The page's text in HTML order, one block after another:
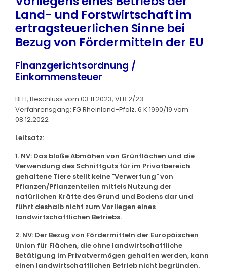
Land- und Forstwirtschaft im
ertragsteuerlichen Sinne bei
Bezug von Fördermitteln der EU
Finanzgerichtsordnung /
Einkommensteuer
BFH, Beschluss vom 03.11.2023, VI B 2/23
Verfahrensgang: FG Rheinland-Pfalz, 6 K 1990/19 vom
08.12.2022
Leitsatz:
1. NV: Das bloße Abmähen von Grünflächen und die
Verwendung des Schnittguts für im Privatbereich
gehaltene Tiere stellt keine "Verwertung" von
Pflanzen/Pflanzenteilen mittels Nutzung der
natürlichen Kräfte des Grund und Bodens dar und
führt deshalb nicht zum Vorliegen eines
landwirtschaftlichen Betriebs.
2. NV: Der Bezug von Fördermitteln der Europäischen
Union für Flächen, die ohne landwirtschaftliche
Betätigung im Privatvermögen gehalten werden, kann
einen landwirtschaftlichen Betrieb nicht begründen.